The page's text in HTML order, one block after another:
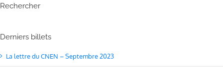
Rechercher
Derniers billets
La lettre du CNEN – Septembre 2023